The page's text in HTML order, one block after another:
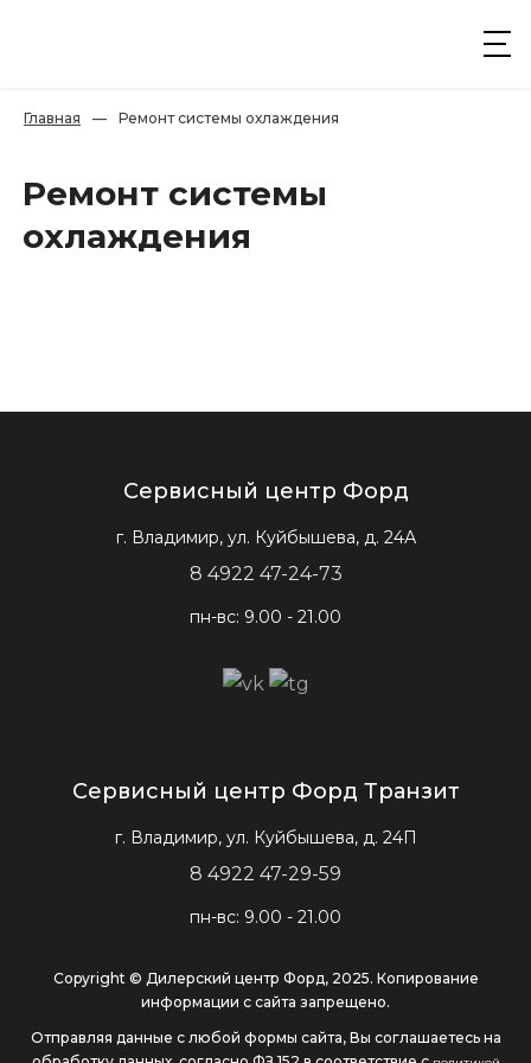
Главная — Ремонт системы охлаждения
Ремонт системы
охлаждения
Сервисный центр Форд
г. Владимир, ул. Куйбышева, д. 24А
8 4922 47-24-73
пн-вс: 9.00 - 21.00
Сервисный центр Форд Транзит
г. Владимир, ул. Куйбышева, д. 24П
8 4922 47-29-59
пн-вс: 9.00 - 21.00
Copyright © Дилерский центр Форд, 2025. Копирование
информации с сайта запрещено.
Отправляя данные с любой формы сайта, Вы соглашаетесь на